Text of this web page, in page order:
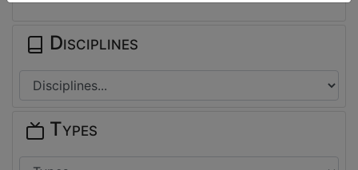
Disciplines
Types